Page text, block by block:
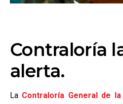
Contraloría
alerta.
La Contraloría General de la